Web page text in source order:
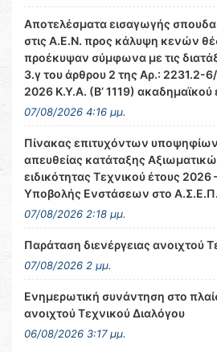
Αποτελέσματα εισαγωγής
στις Α.Ε.Ν. προς κάλυψη κενών
προέκυψαν σύμφωνα με τις
3.γ του άρθρου 2 της Αρ.:
2026 Κ.Υ.Α. (Β’ 1119)
07/08/2026 4:16 μμ.
Πίνακας επιτυχόντων
απευθείας κατάταξης
ειδικότητας Τεχνικού έτους
Υποβολής Ενστάσεων στο Α.Σ.Ε.Π.
07/08/2026 2:18 μμ.
Παράταση διενέργειας ανοιχτού
07/08/2026 2 μμ.
Ενημερωτική συνάντηση στο
ανοιχτού Τεχνικού Διαλόγου
06/08/2026 3:17 μμ.